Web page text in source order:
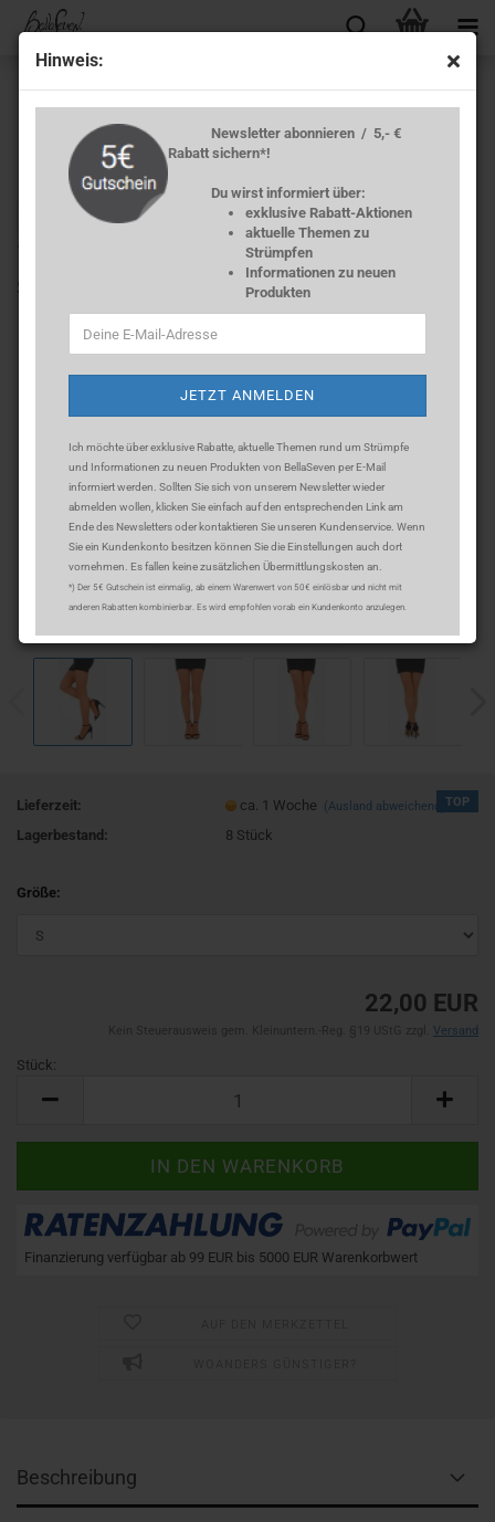
Hin­weis:
Newsletter abonnieren / 5,- €
Rabatt sichern*!
Du wirst informiert über:
exklusive Rabatt-Aktionen
aktuelle Themen zu
Strümpfen
Informationen zu neuen
Produkten
Ich möchte über exklusive Rabatte, aktuelle Themen rund um Strümpfe
und Informationen zu neuen Produkten von BellaSeven per E-Mail
informiert werden. Sollten Sie sich von unserem Newsletter wieder
abmelden wollen, klicken Sie einfach auf den entsprechenden Link am
Ende des Newsletters oder kontaktieren Sie unseren Kundenservice. Wenn
Sie ein Kundenkonto besitzen können Sie die Einstellungen auch dort
vornehmen. Es fallen keine zusätzlichen Übermittlungskosten an.
*) Der 5€ Gutschein ist einmalig, ab einem Warenwert von 50€ einlösbar und nicht mit
anderen Rabatten kombinierbar. Es wird empfohlen vorab ein Kundenkonto anzulegen.
weiter »
Strumpf­ho­se 40 DEN Mi­cro­fa­ser - Pol­ka­Dots -​Orange-
TOP
Lieferzeit: ca. 1 Woche (Ausland abweichend)
Lagerbestand: 8 Stück
Größe:
22,00 EUR
Versand
Stück:
Finanzierung verfügbar ab 99 EUR bis 5000 EUR Warenkorbwert
Beschreibung